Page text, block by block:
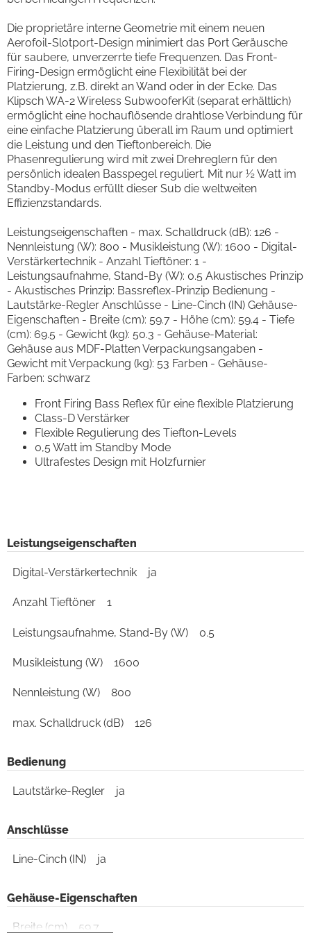
Die proprietäre interne Geometrie mit einem neuen
Aerofoil-Slotport-Design minimiert das Port Geräusche
für saubere, unverzerrte tiefe Frequenzen. Das Front-
Firing-Design ermöglicht eine Flexibilität bei der
Platzierung, z.B. direkt an Wand oder in der Ecke. Das
Klipsch WA-2 Wireless SubwooferKit (separat erhältlich)
ermöglicht eine hochauflösende drahtlose Verbindung für
eine einfache Platzierung überall im Raum und optimiert
die Leistung und den Tieftonbereich. Die
Phasenregulierung wird mit zwei Drehreglern für den
persönlich idealen Basspegel reguliert. Mit nur ½ Watt im
Standby-Modus erfüllt dieser Sub die weltweiten
Effizienzstandards.
Leistungseigenschaften - max. Schalldruck (dB): 126 -
Nennleistung (W): 800 - Musikleistung (W): 1600 - Digital-
Verstärkertechnik - Anzahl Tieftöner: 1 -
Leistungsaufnahme, Stand-By (W): 0.5 Akustisches Prinzip
- Akustisches Prinzip: Bassreflex-Prinzip Bedienung -
Lautstärke-Regler Anschlüsse - Line-Cinch (IN) Gehäuse-
Eigenschaften - Breite (cm): 59.7 - Höhe (cm): 59.4 - Tiefe
(cm): 69.5 - Gewicht (kg): 50.3 - Gehäuse-Material:
Gehäuse aus MDF-Platten Verpackungsangaben -
Gewicht mit Verpackung (kg): 53 Farben - Gehäuse-
Farben: schwarz
Front Firing Bass Reflex für eine flexible Platzierung
Class-D Verstärker
Flexible Regulierung des Tiefton-Levels
0,5 Watt im Standby Mode
Ultrafestes Design mit Holzfurnier
Leistungseigenschaften
Digital-Verstärkertechnik ja
Anzahl Tieftöner 1
Leistungsaufnahme, Stand-By (W) 0.5
Musikleistung (W) 1600
Nennleistung (W) 800
max. Schalldruck (dB) 126
Bedienung
Lautstärke-Regler ja
Anschlüsse
Line-Cinch (IN) ja
Gehäuse-Eigenschaften
Breite (cm) 59.7